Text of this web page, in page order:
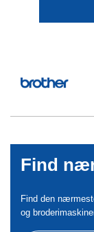
Find
Find den
og